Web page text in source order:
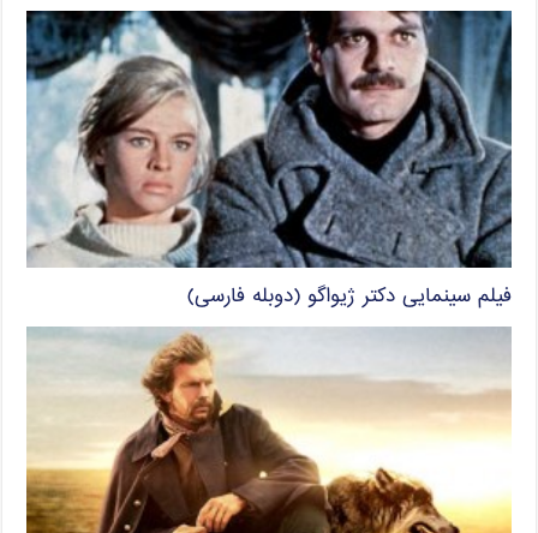
فیلم سینمایی دکتر ژیواگو (دوبله فارسی)